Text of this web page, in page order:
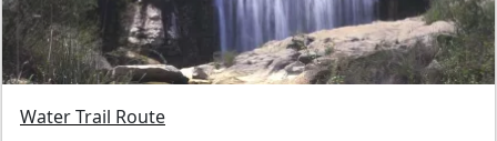
Water Trail Route